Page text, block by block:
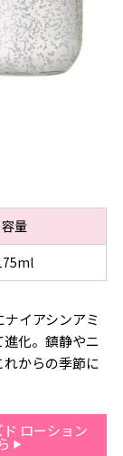
容量
イアシンアミ
化。鎮静やニ
からの季節に
ローション